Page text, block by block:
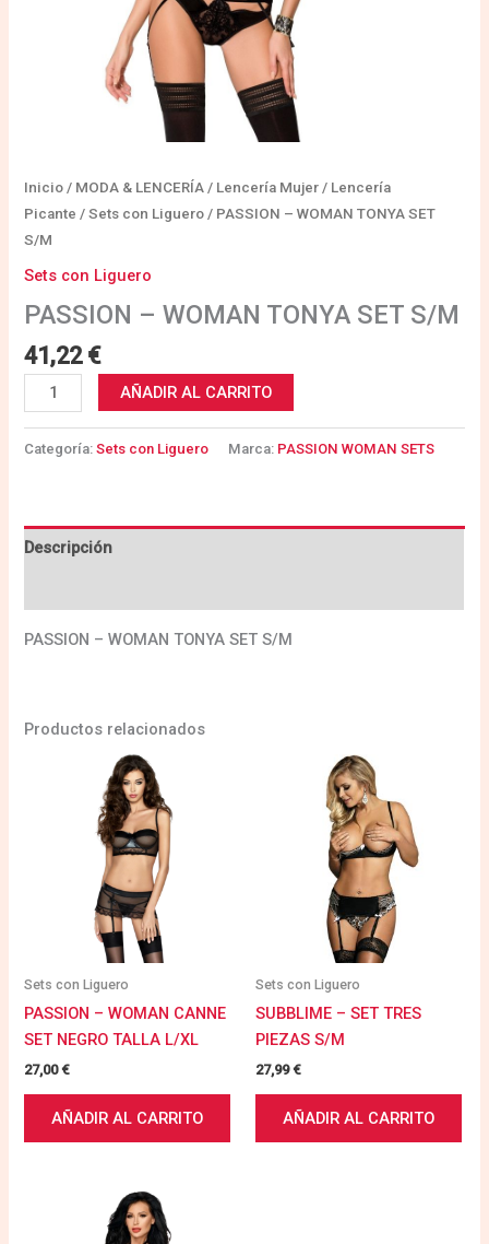
Inicio / MODA & LENCERÍA / Lencería Mujer / Lencería
Picante /Sets con Liguero / PASSION – WOMAN TONYA SET
S/M
Sets con Liguero
PASSION – WOMAN TONYA SET S/M
41,22 €
AÑADIR AL CARRITO
Categoría:Sets con Liguero Marca: PASSION WOMAN SETS
Descripción
PASSION – WOMAN TONYA SET S/M
Productos relacionados
Sets con Liguero
PASSION – WOMAN CANNE
SET NEGRO TALLA L/XL
27,00€
AÑADIR AL CARRITO
Sets con Liguero
SUBBLIME – SET TRES
PIEZAS S/M
27,99€
AÑADIR AL CARRITO